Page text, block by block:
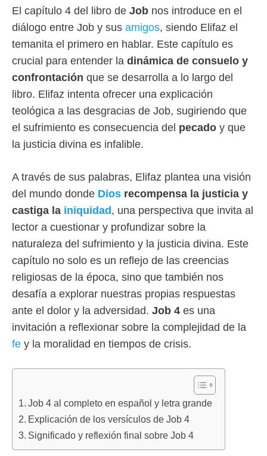
El capítulo 4 del libro de Job nos introduce en el
diálogo entre Job y sus amigos, siendo Elifaz el
temanita el primero en hablar. Este capítulo es
crucial para entender la dinámica de consuelo y
confrontación que se desarrolla a lo largo del
libro. Elifaz intenta ofrecer una explicación
teológica a las desgracias de Job, sugiriendo que
el sufrimiento es consecuencia del pecado y que
la justicia divina es infalible.
A través de sus palabras, Elifaz plantea una visión
del mundo donde Dios recompensa la justicia y
castiga la iniquidad, una perspectiva que invita al
lector a cuestionar y profundizar sobre la
naturaleza del sufrimiento y la justicia divina. Este
capítulo no solo es un reflejo de las creencias
religiosas de la época, sino que también nos
desafía a explorar nuestras propias respuestas
ante el dolor y la adversidad. Job 4 es una
invitación a reflexionar sobre la complejidad de la
fe y la moralidad en tiempos de crisis.
Job 4 al completo en español y letra grande
Explicación de los versículos de Job 4
Significado y reflexión final sobre Job 4